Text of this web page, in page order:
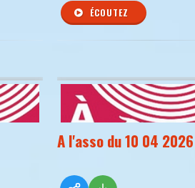
ÉCOUTEZ
A l'asso du 10 04 2026